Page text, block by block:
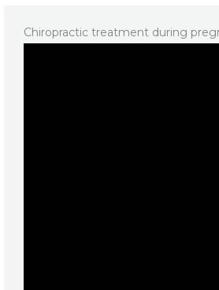
Chiropractic treatment during